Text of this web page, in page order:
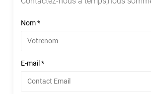
Nom *
E-mail *